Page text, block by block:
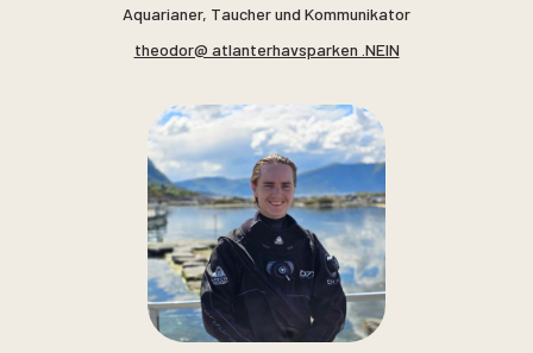
Aquarianer, Taucher und Kommunikator
theodor@ atlanterhavsparken .NEIN